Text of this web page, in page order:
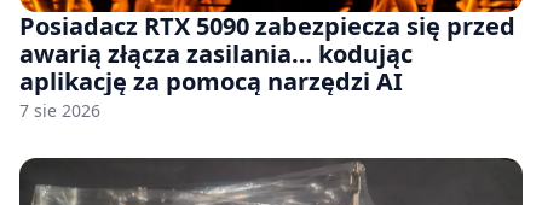
Posiadacz RTX 5090 zabezpiecza się przed
awarią złącza zasilania… kodując
aplikację za pomocą narzędzi AI
7 sie 2026